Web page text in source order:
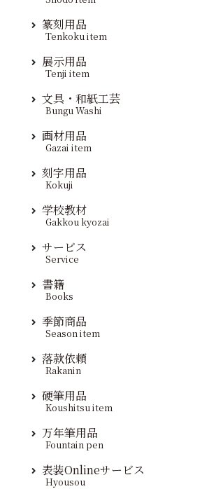
篆刻用品
Tenkoku item
展示用品
Tenji item
文具・和紙工芸
Bungu Washi
画材用品
Gazai item
刻字用品
Kokuji
学校教材
Gakkou kyozai
サービス
Service
書籍
Books
季節商品
Season item
落款依頼
Rakanin
硬筆用品
Koushitsu item
万年筆用品
Fountain pen
表装Onlineサービス
Hyousou